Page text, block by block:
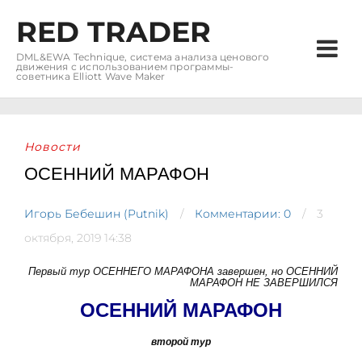
RED TRADER
DML&EWA Technique, система анализа ценового
движения с использованием программы-
советника Elliott Wave Maker
Новости
ОСЕННИЙ МАРАФОН
Игорь Бебешин (Putnik) Комментарии: 0
3
октября, 2019 14:38
Первый тур ОСЕННЕГО МАРАФОНА завершен, но ОСЕННИЙ
МАРАФОН НЕ ЗАВЕРШИЛСЯ
ОСЕННИЙ МАРАФОН
второй тур